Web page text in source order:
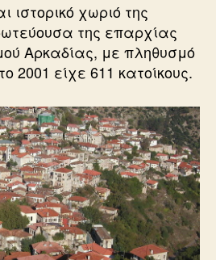
ιστορικό χωριό της
της επαρχίας
Αρκαδίας, με πληθυσμό
2001 είχε 611 κατοίκους.